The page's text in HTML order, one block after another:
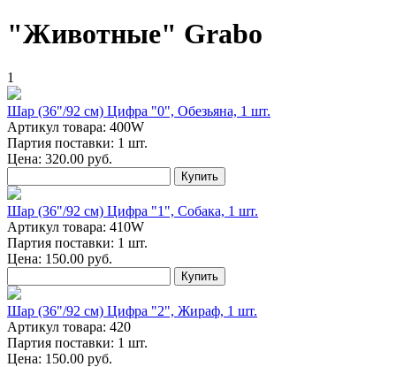
"Животные" Grabo
1
Шар (36"/92 см) Цифра "0", Обезьяна, 1 шт.
Артикул товара: 400W
Партия поставки: 1 шт.
Цена: 320.00 руб.
Купить
Шар (36"/92 см) Цифра "1", Собака, 1 шт.
Артикул товара: 410W
Партия поставки: 1 шт.
Цена: 150.00 руб.
Купить
Шар (36"/92 см) Цифра "2", Жираф, 1 шт.
Артикул товара: 420
Партия поставки: 1 шт.
Цена: 150.00 руб.